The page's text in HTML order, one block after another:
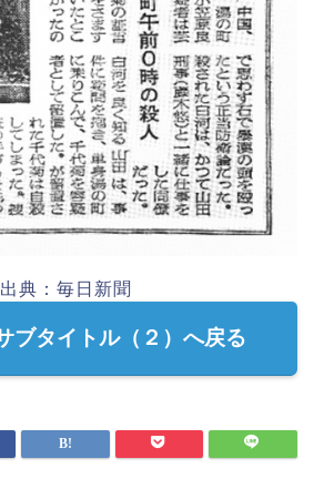
出典：毎日新聞
タイトル（２）へ戻る